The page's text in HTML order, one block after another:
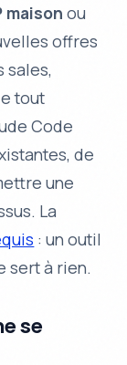
maison ou
offres
sales,
tout
Code
de
une
La
: un outil
sert à rien.
se